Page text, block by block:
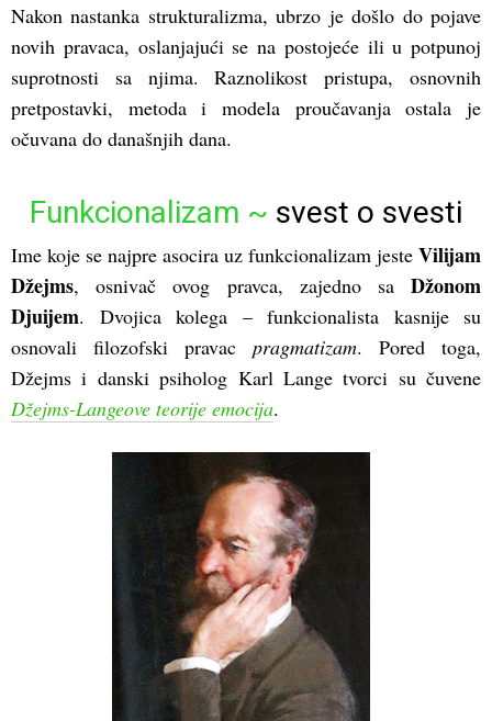
Nakon nastanka strukturalizma, ubrzo je došlo do pojave
novih pravaca, oslanjajući se na postojeće ili u potpunoj
suprotnosti sa njima. Raznolikost pristupa, osnovnih
pretpostavki, metoda i modela proučavanja ostala je
očuvana do današnjih dana.
Funkcionalizam ~ svest o svesti
Ime koje se najpre asocira uz funkcionalizam jeste Vilijam
Džejms, osnivač ovog pravca, zajedno sa Džonom
Djuijem. Dvojica kolega – funkcionalista kasnije su
osnovali filozofski pravac pragmatizam. Pored toga,
Džejms i danski psiholog Karl Lange tvorci su čuvene
Džejms-Langeove teorije emocija.